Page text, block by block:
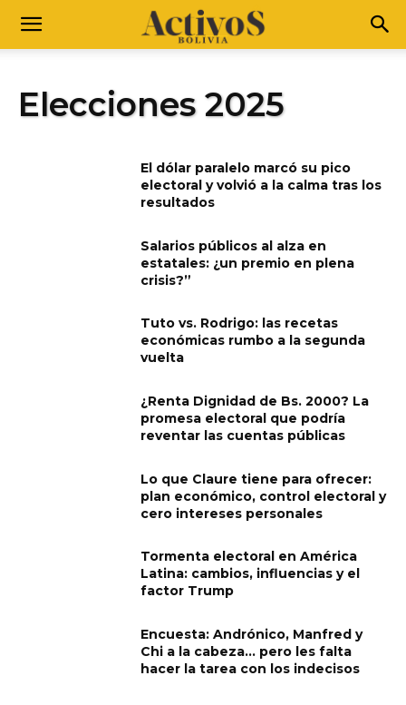
Elecciones 2025
El dólar paralelo marcó su pico
electoral y volvió a la calma tras los
resultados
Salarios públicos al alza en
estatales: ¿un premio en plena
crisis?”
Tuto vs. Rodrigo: las recetas
económicas rumbo a la segunda
vuelta
¿Renta Dignidad de Bs. 2000? La
promesa electoral que podría
reventar las cuentas públicas
Lo que Claure tiene para ofrecer:
plan económico, control electoral y
cero intereses personales
Tormenta electoral en América
Latina: cambios, influencias y el
factor Trump
Encuesta: Andrónico, Manfred y
Chi a la cabeza… pero les falta
hacer la tarea con los indecisos